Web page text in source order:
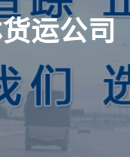
运公司